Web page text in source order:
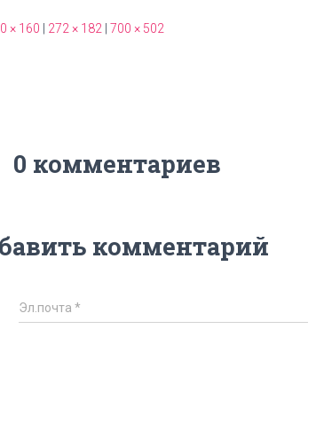
× 160 272 × 182 700 × 502
0 комментариев
комментарий
Эл.почта*